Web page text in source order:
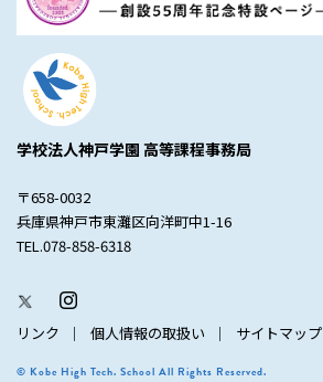
学校法人神戸学園 高等課程事務局
〒658-0032
兵庫県神戸市東灘区向洋町中1-16
TEL.078-858-6318
リンク 個人情報の取扱い サイトマップ
© Kobe High Tech. School All Rights Reserved.